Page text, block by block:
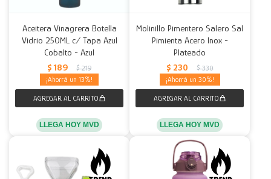
Aceitera Vinagrera Botella
Vidrio 250ML c/ Tapa Azul
Cobalto - Azul
$ 189 $ 219
13
LLEGA HOY MVD
Molinillo Pimentero Salero Sal
Pimienta Acero Inox -
Plateado
$ 230 $ 330
30
LLEGA HOY MVD